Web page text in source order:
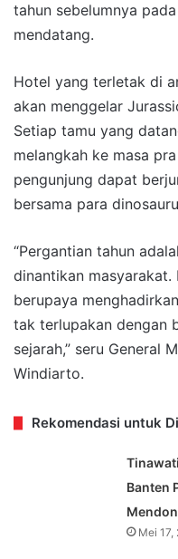
tahun sebelumnya
mendatang.
Hotel yang terletak di
akan menggelar
Setiap tamu yang
melangkah ke masa
pengunjung dapat
bersama para
“Pergantian tahun
dinantikan masyarakat.
berupaya
tak terlupakan dengan
sejarah,” seru General
Windiarto.
Rekomendasi untuk
Banten
Mei 17,